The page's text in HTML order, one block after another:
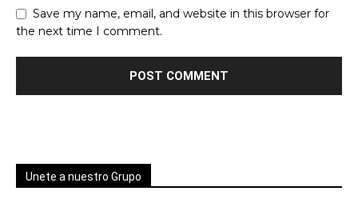
Save my name, email, and website in this browser for
the next time I comment.
Unete a nuestro Grupo